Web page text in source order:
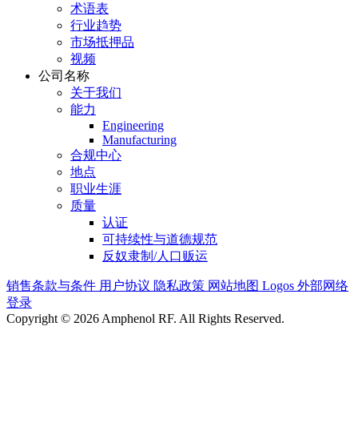
术语表
行业趋势
市场抵押品
视频
公司名称
关于我们
能力
Engineering
Manufacturing
合规中心
地点
职业生涯
质量
认证
可持续性与道德规范
反奴隶制/人口贩运
销售条款与条件 用户协议 隐私政策 网站地图 Logos 外部网络
登录
Copyright © 2026 Amphenol RF. All Rights Reserved.